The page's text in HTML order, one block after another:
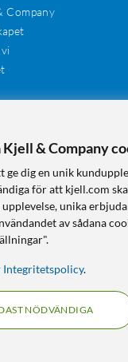
Company
OCH
Kjell & Company
dig en unik
för att kjell.com
unika
av sådana
Integritetspolicy.
NÖDVÄNDIGA